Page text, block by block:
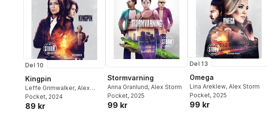
Del 10
Kingpin
Leffe Grimwalker, Alex
Storm
Pocket, 2024
89 kr
Stormvarning
Anna Granlund, Alex Storm
Pocket, 2025
99 kr
Del 13
Omega
Lina Areklew, Alex Storm
Pocket, 2025
99 kr